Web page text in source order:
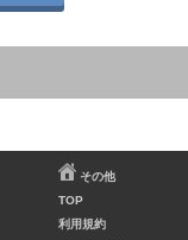
その他
TOP
利用規約